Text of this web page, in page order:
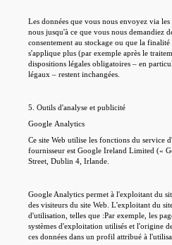
Les données que vous nous envoyez via
nous jusqu'à ce que vous nous demandiez
consentement au stockage ou que la finalité
s'applique plus (par exemple après le
dispositions légales obligatoires – en
légaux – restent inchangées.
5. Outils d'analyse et publicité
Google Analytics
Ce site Web utilise les fonctions du service
fournisseur est Google Ireland Limited («
Street, Dublin 4, Irlande.
Google Analytics permet à l'exploitant du
des visiteurs du site Web. L'exploitant du
d'utilisation, telles que :Par exemple, les
systèmes d'exploitation utilisés et l'origine
ces données dans un profil attribué à
Diese Website verwendet Cookies, um Ihnen das
bieten. Sie können auswählen, welche Cookie-
Erforderlich
Diese Cookies sind für die
Cookie Anbieter Zweck